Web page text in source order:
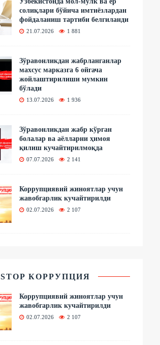
солиқлари бўйича имтиёзлардан
фойдаланиш тартиби белгиланди
21.07.2026 1 881
Зўравонликдан жабрланганлар
махсус марказга 6 ойгача
жойлаштирилиши мумкин
бўлади
13.07.2026 1 936
Зўравонликдан жабр кўрган
болалар ва аёлларни ҳимоя
қилиш кучайтирилмоқда
07.07.2026 2 141
Коррупциявий жиноятлар учун
жавобгарлик кучайтирилди
02.07.2026 2 107
STOP КОРРУПЦИЯ
Коррупциявий жиноятлар учун
жавобгарлик кучайтирилди
02.07.2026 2 107